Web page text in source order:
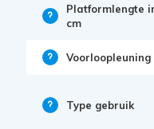
Platformlengte
cm
Voorloopleuning
Type gebruik